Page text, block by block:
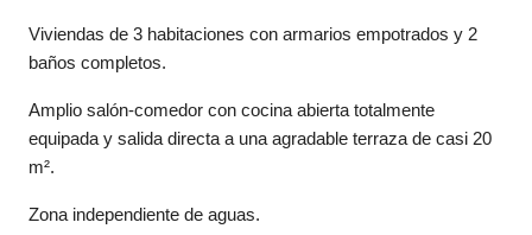
Viviendas de 3 habitaciones con armarios empotrados y 2
baños completos.
Amplio salón-comedor con cocina abierta totalmente
equipada y salida directa a una agradable terraza de casi 20
m².
Zona independiente de aguas.